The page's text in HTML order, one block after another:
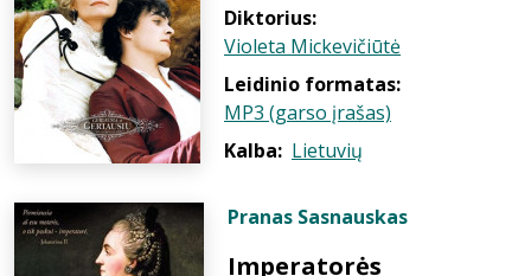
Diktorius:
Violeta Mickevičiūtė
Leidinio formatas:
MP3 (garso įrašas)
Kalba: Lietuvių
Pranas Sasnauskas
Imperatorės